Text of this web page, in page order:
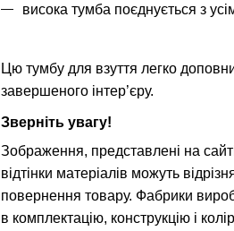
висока тумба поєднується з
Цю тумбу для взуття легко
завершеного інтер’єру.
Зверніть увагу!
Зображення, представлені на
відтінки матеріалів можуть
повернення товару. Фабрики
в комплектацію, конструкцію і